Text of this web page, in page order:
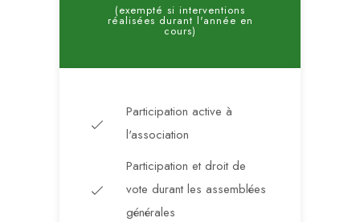
(exempté si interventions
réalisées durant l'année en
cours)
Participation active à
l'association
Participation et droit de
vote durant les assemblées
générales